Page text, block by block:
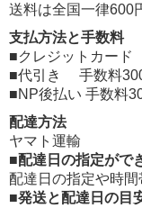
送料は全国一律600
支払方法と手数料
■クレジットカード
■代引き 手数料300
■NP後払い 手数料
配達方法
ヤマト運輸
■配達日の指定がで
配達日の指定や時間
■発送と配達日の目